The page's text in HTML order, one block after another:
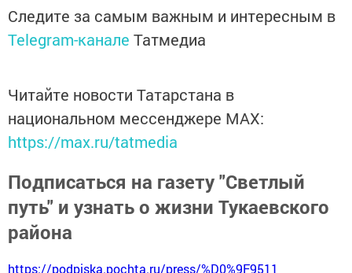
Следите за самым важным и интересным в
Telegram-канале Татмедиа
Читайте новости Татарстана в
национальном мессенджере MАХ:
https://max.ru/tatmedia
Подписаться на газету "Светлый
путь" и узнать о жизни Тукаевского
района
https://podpiska.pochta.ru/press/%D0%9F9511